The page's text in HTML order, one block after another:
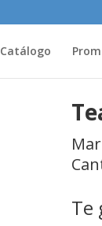
Catálogo
Te